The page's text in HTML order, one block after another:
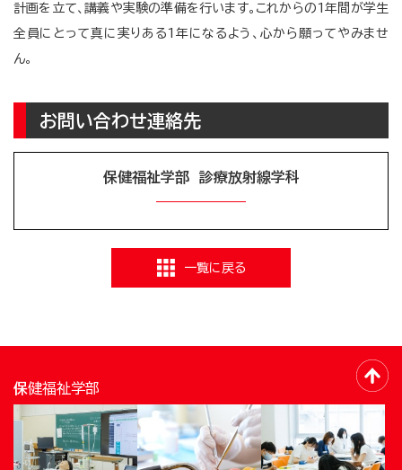
計画を立て、講義や実験の準備を行います。これからの1年間が学生
全員にとって真に実りある1年になるよう、心から願ってやみませ
ん。
お問い合わせ連絡先
保健福祉学部 診療放射線学科
一覧に戻る
保健福祉学部